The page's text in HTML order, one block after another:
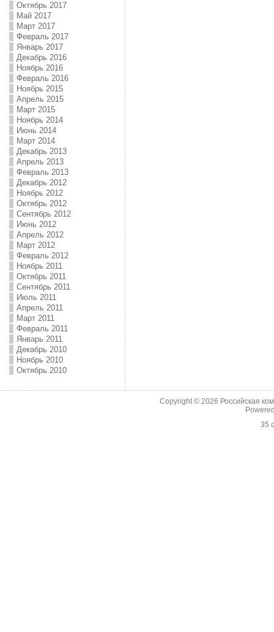
Октябрь 2017
Май 2017
Март 2017
Февраль 2017
Январь 2017
Декабрь 2016
Ноябрь 2016
Февраль 2016
Ноябрь 2015
Апрель 2015
Март 2015
Ноябрь 2014
Июнь 2014
Март 2014
Декабрь 2013
Апрель 2013
Февраль 2013
Декабрь 2012
Ноябрь 2012
Октябрь 2012
Сентябрь 2012
Июнь 2012
Апрель 2012
Март 2012
Февраль 2012
Ноябрь 2011
Октябрь 2011
Сентябрь 2011
Июль 2011
Апрель 2011
Март 2011
Февраль 2011
Январь 2011
Декабрь 2010
Ноябрь 2010
Октябрь 2010
Copyright © 2026 Российская
35